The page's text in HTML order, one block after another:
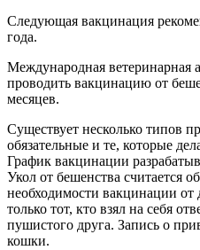
Следующая вакцинация
года.
Международная ветеринарная
проводить вакцинацию от
месяцев.
Существует несколько типов
обязательные и те, которые
График вакцинации
Укол от бешенства считается
необходимости вакцинации от
только тот, кто взял на себя
пушистого друга. Запись о
кошки.